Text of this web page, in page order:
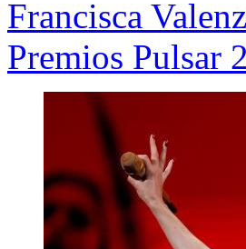
Francisca
Premios Pulsar